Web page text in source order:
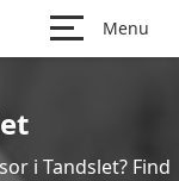
Menu
i Tandslet? Find